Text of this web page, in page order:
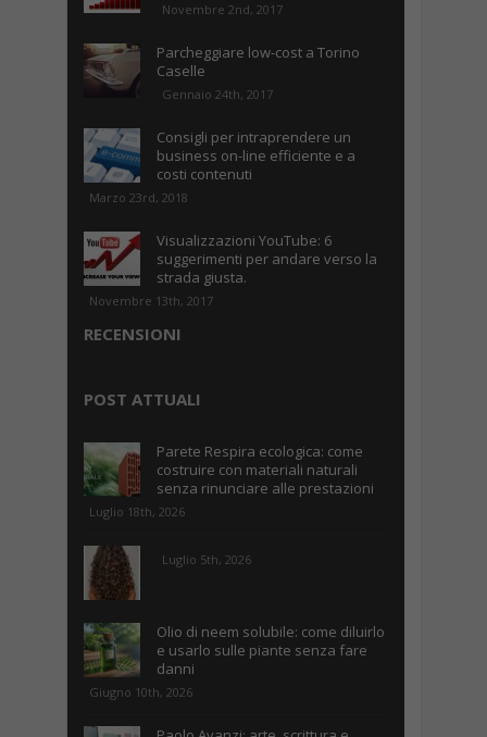
Novembre 2nd, 2017
Parcheggiare low-cost a Torino
Caselle
Gennaio 24th, 2017
Consigli per intraprendere un
business on-line efficiente e a
costi contenuti
Marzo 23rd, 2018
Visualizzazioni YouTube: 6
suggerimenti per andare verso la
strada giusta.
Novembre 13th, 2017
RECENSIONI
POST ATTUALI
Parete Respira ecologica: come
costruire con materiali naturali
senza rinunciare alle prestazioni
Luglio 18th, 2026
Luglio 5th, 2026
Olio di neem solubile: come diluirlo
e usarlo sulle piante senza fare
danni
Giugno 10th, 2026